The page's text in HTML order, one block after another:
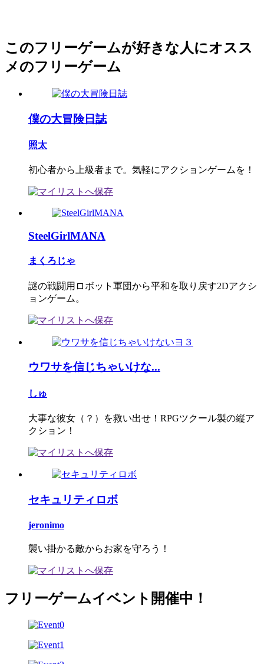
このフリーゲームが好きな人にオスス
メのフリーゲーム
僕の大冒険日誌
照太
初心者から上級者まで。気軽にアクションゲームを！
SteelGirlMANA
まくろじゃ
謎の戦闘用ロボット軍団から平和を取り戻す2Dアクシ
ョンゲーム。
ウワサを信じちゃいけな...
しゅ
大事な彼女（？）を救い出せ！RPGツクール製の縦ア
クション！
セキュリティロボ
jeronimo
襲い掛かる敵からお家を守ろう！
フリーゲームイベント開催中！